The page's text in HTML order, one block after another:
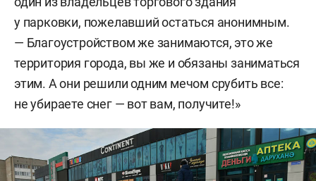
у парковки, пожелавший остаться анонимным.
— Благоустройством же занимаются, это же
территория города, вы же и обязаны заниматься
этим. А они решили одним мечом срубить все:
не убираете снег — вот вам, получите!»